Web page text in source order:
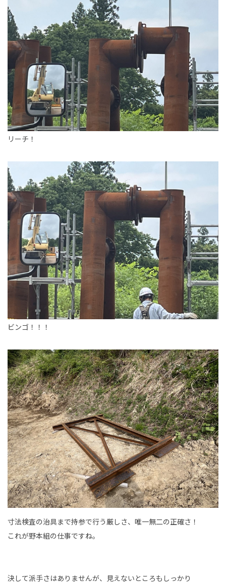
リーチ！
ビンゴ！！！
寸法検査の治具まで持参で行う厳しさ、唯一無二の正確さ！
これが野本組の仕事ですね。
決して派手さはありませんが、見えないところもしっかり